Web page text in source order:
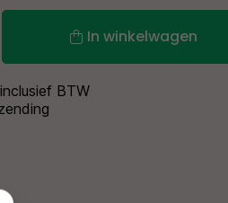
In winkelwagen
BTW